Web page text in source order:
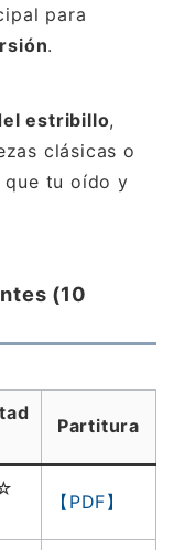
para
.
estribillo,
clásicas o
que tu oído y
(10
Partitura
【PDF】